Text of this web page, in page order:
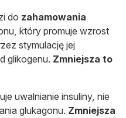
do zahamowania
który promuje wzrost
stymulację jej
glikogenu. Zmniejsza to
uwalnianie insuliny, nie
glukagonu. Zmniejsza